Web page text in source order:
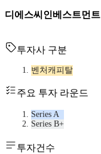
디에스씨인베스트먼트
투자사 구분
벤처캐피탈
주요 투자 라운드
Series A
Series B+
투자건수